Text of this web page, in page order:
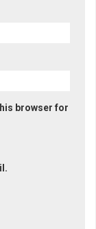
browser for